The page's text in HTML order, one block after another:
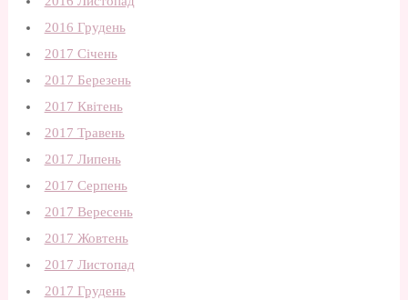
2016 Грудень
2017 Січень
2017 Березень
2017 Квітень
2017 Травень
2017 Липень
2017 Серпень
2017 Вересень
2017 Жовтень
2017 Листопад
2017 Грудень